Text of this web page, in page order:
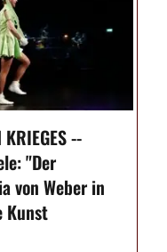
KRIEGES --
"Der
von Weber in
Kunst